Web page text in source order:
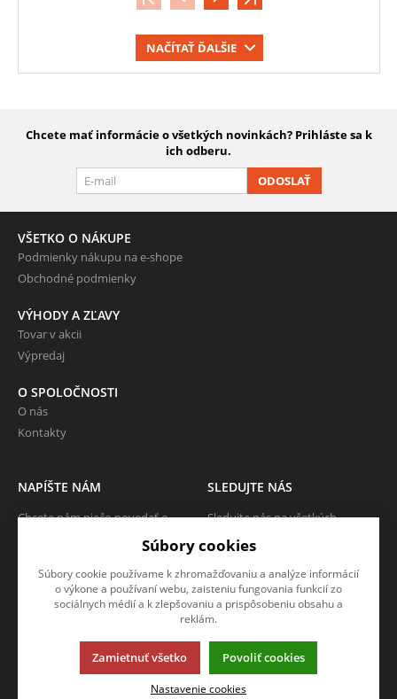
NAČÍTAŤ ĎALŠIE
Chcete mať informácie o všetkých novinkách? Prihláste sa k
ich odberu.
ODOSLAŤ
VŠETKO O NÁKUPE
Podmienky nákupu na e-shope
Obchodné podmienky
VÝHODY A ZĽAVY
Tovar v akcii
Výpredaj
O SPOLOČNOSTI
O nás
Kontakty
NAPÍŠTE NÁM
Chcete nám niečo povedať o
shope? Neváhajte napísať.
CHCEM NAPÍSAŤ SPRÁVU
SLEDUJTE NÁS
Sledujte nás na všetkých
neunikne!
Táto stránka používa súbory cookies. Kliknite pre viac informácií.
© 2013-2026 KUBOUŠEK SK
Súbory cookies
Súbory cookie používame k zhromažďovaniu a analýze informácií
o výkone a používaní webu, zaisteniu fungovania funkcií zo
sociálnych médií a k zlepšovaniu a prispôsobeniu obsahu a
reklám.
Zamietnuť všetko Povoliť cookies
Nastavenie cookies